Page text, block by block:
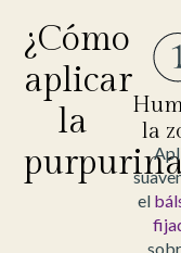
¿Cómo
aplicar
la
la
el